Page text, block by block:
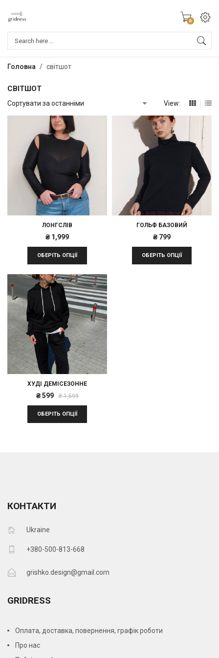
0
Головна / світшот
СВІТШОТ
View:
ЛОНГСЛІВ
₴ 1,999
ОБЕРІТЬ ОПЦІЇ
ГОЛЬФ БАЗОВИЙ
₴ 799
ОБЕРІТЬ ОПЦІЇ
ХУДІ ДЕМІСЕЗОННЕ
₴1,599Оригінальна
ціна:
₴599
Поточна
ціна:
ОБЕРІТЬ ОПЦІЇ
КОНТАКТИ
Ukraine
+380-500-813-668
grishko.design@gmail.com
GRIDRESS
Оплата, доставка, повернення, графік роботи
Про нас